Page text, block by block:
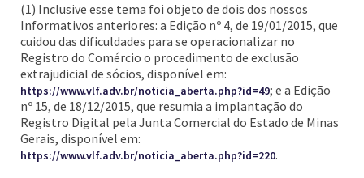
(1) Inclusive esse tema foi objeto de dois dos nossos
Informativos anteriores: a Edição nº 4, de 19/01/2015, que
cuidou das dificuldades para se operacionalizar no
Registro do Comércio o procedimento de exclusão
extrajudicial de sócios, disponível em:
https://www.vlf.adv.br/noticia_aberta.php?id=49; e a Edição
nº 15, de 18/12/2015, que resumia a implantação do
Registro Digital pela Junta Comercial do Estado de Minas
Gerais, disponível em:
https://www.vlf.adv.br/noticia_aberta.php?id=220.